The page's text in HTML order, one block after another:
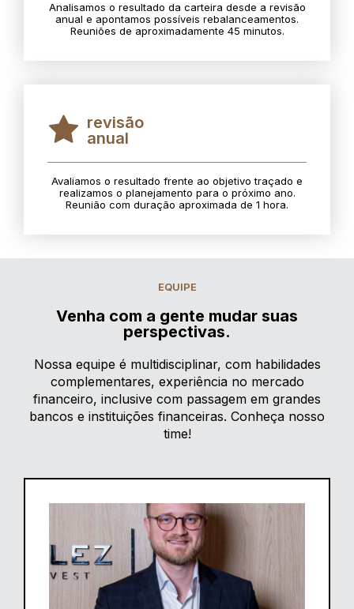
Analisamos o resultado da carteira desde a revisão
anual e apontamos possíveis rebalanceamentos.
Reuniões de aproximadamente 45 minutos.
revisão
anual
Avaliamos o resultado frente ao objetivo traçado e
realizamos o planejamento para o próximo ano.
Reunião com duração aproximada de 1 hora.
EQUIPE
Venha com a gente mudar suas
perspectivas.
Nossa equipe é multidisciplinar, com habilidades
complementares, experiência no mercado
financeiro, inclusive com passagem em grandes
bancos e instituições financeiras. Conheça nosso
time!